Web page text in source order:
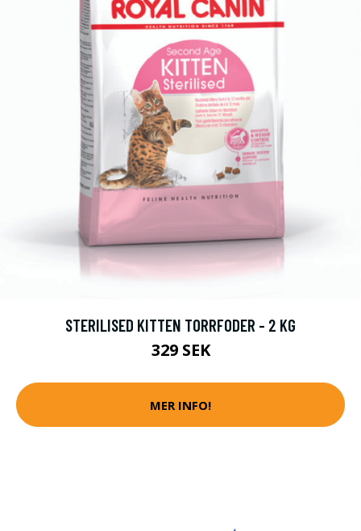
STERILISED KITTEN TORRFODER - 2 KG
329 SEK
MER INFO!